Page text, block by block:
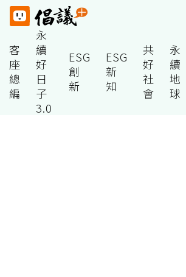
客
座
總
編
永
續
好
日
子
3.0
ESG
創
新
ESG
新
知
共
好
社
會
永
續
地
球